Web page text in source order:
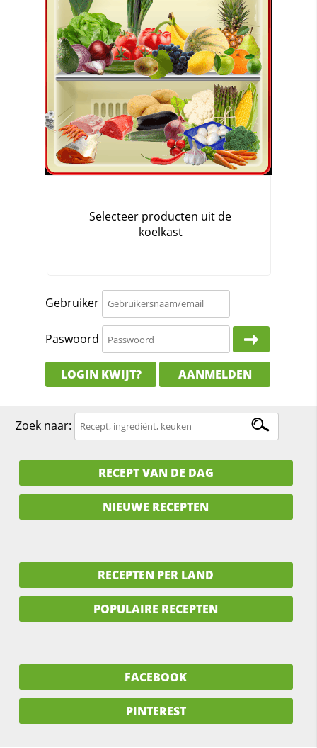
Gebruiker
Paswoord
LOGIN KWIJT? AANMELDEN
Zoek naar:
RECEPT VAN DE DAG
NIEUWE RECEPTEN
RECEPTEN PER LAND
POPULAIRE RECEPTEN
FACEBOOK
PINTEREST